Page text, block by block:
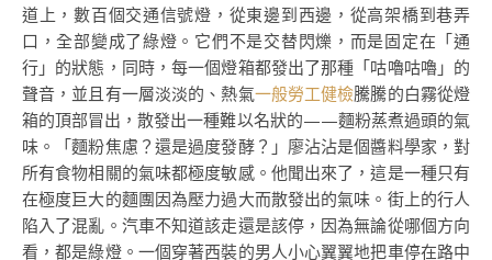
道上，數百個交通信號燈，從東邊到西邊，從高架橋到巷弄
口，全部變成了綠燈。它們不是交替閃爍，而是固定在「通
行」的狀態，同時，每一個燈箱都發出了那種「咕嚕咕嚕」的
聲音，並且有一層淡淡的、熱氣一般勞工健檢騰騰的白霧從燈
箱的頂部冒出，散發出一種難以名狀的——麵粉蒸煮過頭的氣
味。「麵粉焦慮？還是過度發酵？」廖沾沾是個醬料學家，對
所有食物相關的氣味都極度敏感。他聞出來了，這是一種只有
在極度巨大的麵團因為壓力過大而散發出的氣味。街上的行人
陷入了混亂。汽車不知道該走還是該停，因為無論從哪個方向
看，都是綠燈。一個穿著西裝的男人小心翼翼地把車停在路中